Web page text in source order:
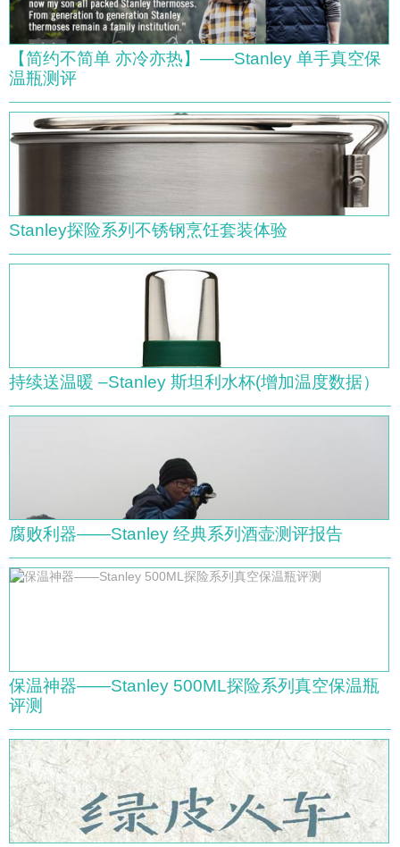
【简约不简单 亦冷亦热】——Stanley 单手真空保
温瓶测评
Stanley探险系列不锈钢烹饪套装体验
持续送温暖 –Stanley 斯坦利水杯(增加温度数据）
腐败利器——Stanley 经典系列酒壶测评报告
保温神器——Stanley 500ML探险系列真空保温瓶
评测